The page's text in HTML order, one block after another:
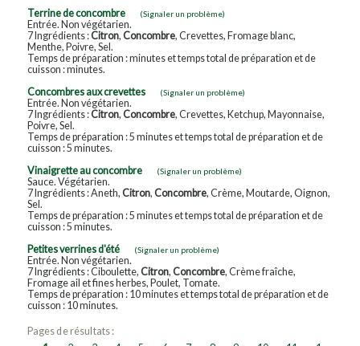
Terrine de concombre
(Signaler un problème)
Entrée. Non végétarien.
7 Ingrédients :Citron, Concombre, Crevettes, Fromage blanc,
Menthe, Poivre, Sel.
Temps de préparation : minutes et temps total de préparation et de
cuisson : minutes.
Concombres aux crevettes
(Signaler un problème)
Entrée. Non végétarien.
7 Ingrédients :Citron, Concombre, Crevettes, Ketchup, Mayonnaise,
Poivre, Sel.
Temps de préparation : 5 minutes et temps total de préparation et de
cuisson : 5 minutes.
Vinaigrette au concombre
(Signaler un problème)
Sauce. Végétarien.
7 Ingrédients : Aneth, Citron, Concombre, Crème, Moutarde, Oignon,
Sel.
Temps de préparation : 5 minutes et temps total de préparation et de
cuisson : 5 minutes.
Petites verrines d'été
(Signaler un problème)
Entrée. Non végétarien.
7 Ingrédients : Ciboulette, Citron, Concombre, Crème fraîche,
Fromage ail et fines herbes, Poulet, Tomate.
Temps de préparation : 10 minutes et temps total de préparation et de
cuisson : 10 minutes.
Pages de résultats :